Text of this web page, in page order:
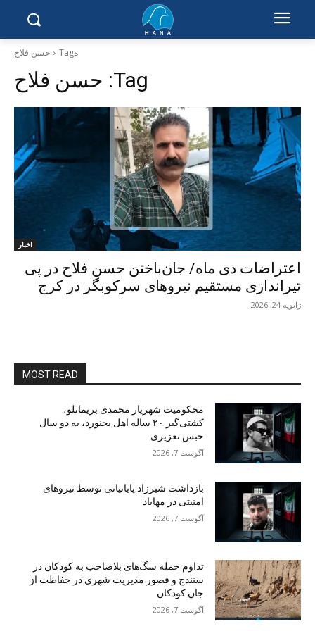
Tags حسن فلاح
Tag: حسن فلاح
اخبار
اعتراضات دی ماە/ جان‌باختن حسن فلاح در پی
تیراندازی مستقیم نیروهای سرکوبگر در کرج
ژانویه 24, 2026
MOST READ
محکومیت شهریار محمدی بریمانلو،
کشتی‌گیر ۲۰ ساله اهل بجنورد، به دو سال
حبس تعزیری
آگوست 7, 2026
بازداشت شیرزاد پایانیانی توسط نیروهای
امنیتی در مهاباد
آگوست 7, 2026
تداوم حمله سگ‌های بلاصاحب به کودکان در
سنندج و قصور مدیریت شهری در حفاظت از
جان کودکان
آگوست 7, 2026